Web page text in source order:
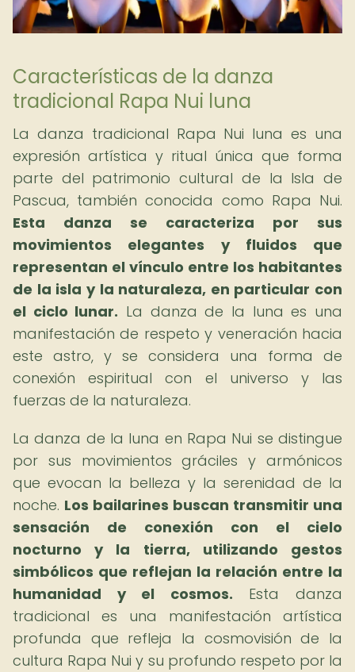
Características de la danza
tradicional Rapa Nui luna
La danza tradicional Rapa Nui luna es una
expresión artística y ritual única que forma
parte del patrimonio cultural de la Isla de
Pascua, también conocida como Rapa Nui.
Esta danza se caracteriza por sus
movimientos elegantes y fluidos que
representan el vínculo entre los habitantes
de la isla y la naturaleza, en particular con
el ciclo lunar. La danza de la luna es una
manifestación de respeto y veneración hacia
este astro, y se considera una forma de
conexión espiritual con el universo y las
fuerzas de la naturaleza.
La danza de la luna en Rapa Nui se distingue
por sus movimientos gráciles y armónicos
que evocan la belleza y la serenidad de la
noche. Los bailarines buscan transmitir una
sensación de conexión con el cielo
nocturno y la tierra, utilizando gestos
simbólicos que reflejan la relación entre la
humanidad y el cosmos. Esta danza
tradicional es una manifestación artística
profunda que refleja la cosmovisión de la
cultura Rapa Nui y su profundo respeto por la